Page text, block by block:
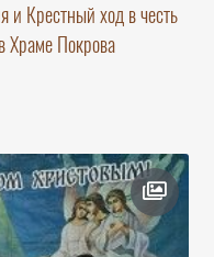
и Крестный ход в честь
Храме Покрова